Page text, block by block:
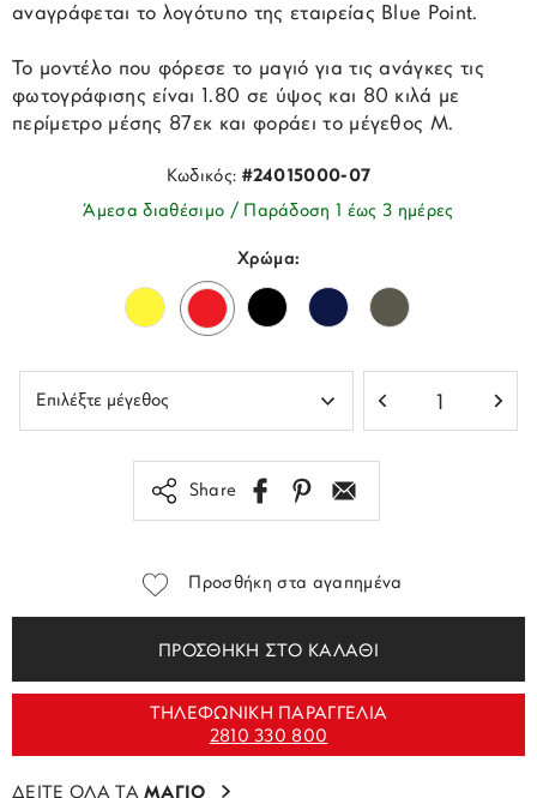
αναγράφεται το λογότυπο της εταιρείας Blue Point.
Το μοντέλο που φόρεσε το μαγιό για τις ανάγκες τις
φωτογράφισης είναι 1.80 σε ύψος και 80 κιλά με
περίμετρο μέσης 87εκ και φοράει το μέγεθος Μ.
Κωδικός: #24015000-07
Άμεσα διαθέσιμο / Παράδοση 1 έως 3 ημέρες
Χρώμα:
Share
Προσθήκη στα αγαπημένα
ΠΡΟΣΘΗΚΗ ΣΤΟ ΚΑΛΑΘΙ
ΤΗΛΕΦΩΝΙΚΗ ΠΑΡΑΓΓΕΛΙΑ
2810 330 800
ΔΕΙΤΕ ΟΛΑ ΤΑΜΑΓΙΟ